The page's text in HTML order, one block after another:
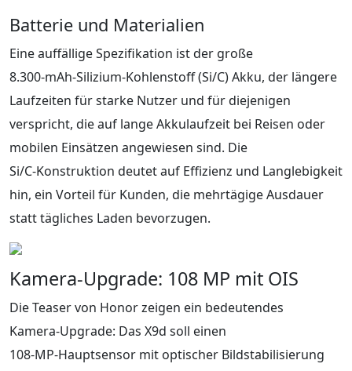
Batterie und Materialien
Eine auffällige Spezifikation ist der große
8.300‑mAh‑Silizium‑Kohlenstoff (Si/C) Akku, der längere
Laufzeiten für starke Nutzer und für diejenigen
verspricht, die auf lange Akkulaufzeit bei Reisen oder
mobilen Einsätzen angewiesen sind. Die
Si/C‑Konstruktion deutet auf Effizienz und Langlebigkeit
hin, ein Vorteil für Kunden, die mehrtägige Ausdauer
statt tägliches Laden bevorzugen.
Kamera-Upgrade: 108 MP mit OIS
Die Teaser von Honor zeigen ein bedeutendes
Kamera‑Upgrade: Das X9d soll einen
108‑MP‑Hauptsensor mit optischer Bildstabilisierung